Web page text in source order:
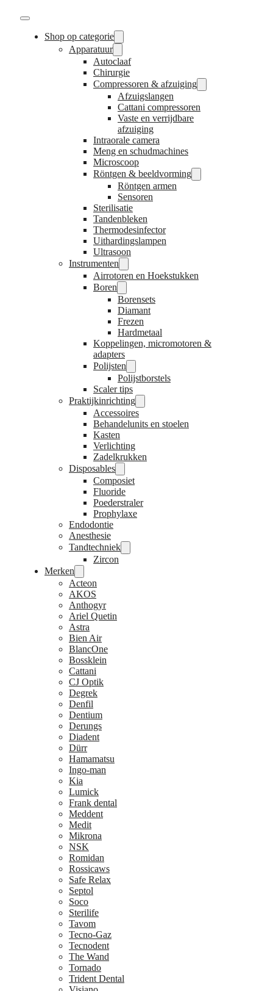
Shop op categorie
Apparatuur
Autoclaaf
Chirurgie
Compressoren & afzuiging
Afzuigslangen
Cattani compressoren
Vaste en verrijdbare
afzuiging
Intraorale camera
Meng en schudmachines
Microscoop
Röntgen & beeldvorming
Röntgen armen
Sensoren
Sterilisatie
Tandenbleken
Thermodesinfector
Uithardingslampen
Ultrasoon
Instrumenten
Airrotoren en Hoekstukken
Boren
Borensets
Diamant
Frezen
Hardmetaal
Koppelingen, micromotoren &
adapters
Polijsten
Polijstborstels
Scaler tips
Praktijkinrichting
Accessoires
Behandelunits en stoelen
Kasten
Verlichting
Zadelkrukken
Disposables
Composiet
Fluoride
Poederstraler
Prophylaxe
Endodontie
Anesthesie
Tandtechniek
Zircon
Merken
Acteon
AKOS
Anthogyr
Ariel Quetin
Astra
Bien Air
BlancOne
Bossklein
Cattani
CJ Optik
Degrek
Denfil
Dentium
Derungs
Diadent
Dürr
Hamamatsu
Ingo-man
Kia
Lumick
Frank dental
Meddent
Medit
Mikrona
NSK
Romidan
Rossicaws
Safe Relax
Septol
Soco
Sterilife
Tavom
Tecno-Gaz
Tecnodent
The Wand
Tornado
Trident Dental